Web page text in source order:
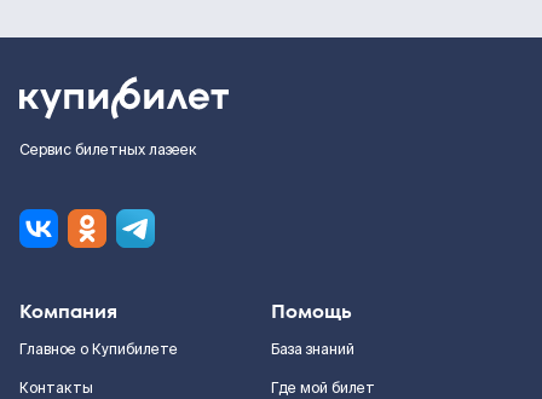
Сервис билетных лазеек
Компания
Главное о Купибилете
Контакты
Помощь
База знаний
Где мой билет